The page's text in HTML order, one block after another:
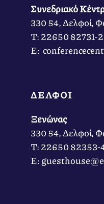
Συνεδριακό
330 54, Δελφοί,
Τ: 22650 82731-2
Ε:
ΔΕΛΦΟΙ
Ξενώνας
330 54, Δελφοί,
Τ: 22650 82353-
Ε: